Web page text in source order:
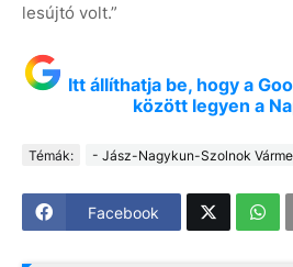
lesújtó volt.”
Itt állíthatja be, hogy a
között legyen a
Témák: - Jász-Nagykun-Szolnok
Facebook